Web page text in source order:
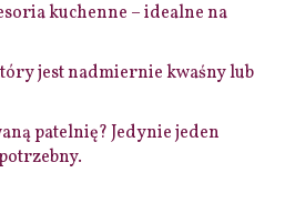
kuchenne – idealne na
jest nadmiernie kwaśny lub
patelnię? Jedynie jeden